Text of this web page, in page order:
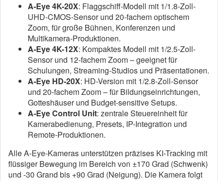
A-Eye 4K-20X: Flaggschiff-Modell mit 1/1.8-Zoll-
UHD-CMOS-Sensor und 20-fachem optischem
Zoom, für große Bühnen, Konferenzen und
Multikamera-Produktionen.
A-Eye 4K-12X: Kompaktes Modell mit 1/2.5-Zoll-
Sensor und 12-fachem Zoom – geeignet für
Schulungen, Streaming-Studios und Präsentationen.
A-Eye HD-20X: HD-Version mit 1/2.8-Zoll-Sensor
und 20-fachem Zoom – für Bildungseinrichtungen,
Gotteshäuser und Budget-sensitive Setups.
A-Eye Control Unit: zentrale Steuereinheit für
Kamerabedienung, Presets, IP-Integration und
Remote-Produktionen.
Alle A-Eye-Kameras unterstützen präzises KI-Tracking mit
flüssiger Bewegung im Bereich von ±170 Grad (Schwenk)
und -30 Grand bis +90 Grad (Neigung). Die Kamera folgt